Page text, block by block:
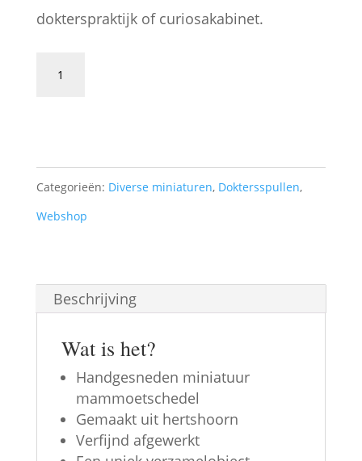
dokterspraktijk of curiosakabinet.
Handgesneden
aantal
Categorieën: Diverse miniaturen, Doktersspullen,
Webshop
Beschrijving
Wat is het?
Handgesneden miniatuur
mammoetschedel
Gemaakt uit hertshoorn
Verfijnd afgewerkt